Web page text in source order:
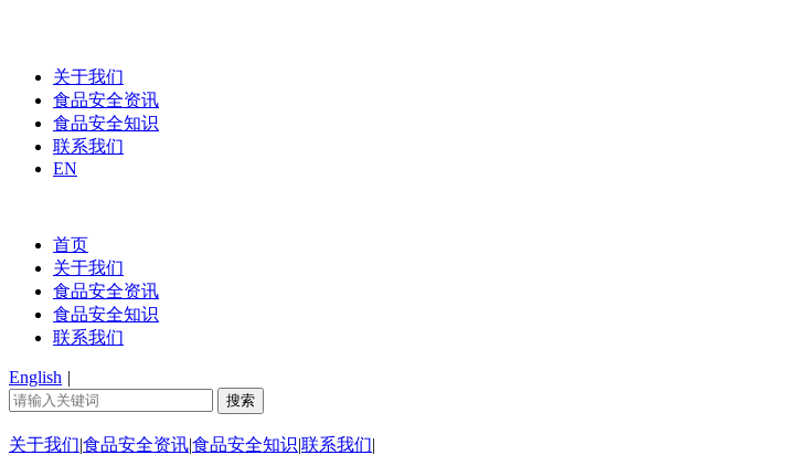
关于我们
食品安全资讯
食品安全知识
联系我们
EN
首页
关于我们
食品安全资讯
食品安全知识
联系我们
English |
关于我们|食品安全资讯|食品安全知识|联系我们|